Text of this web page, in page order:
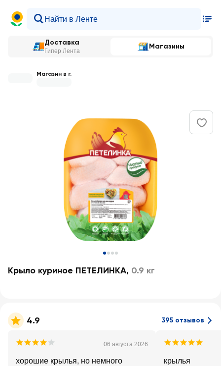
Доставка
Гипер Лента
Магазины
Магазин в г.
Крыло куриное ПЕТЕЛИНКА, 0.9 кг
4.9 395 отзывов
06 августа 2026
хорошие крылья, но немного
крылья